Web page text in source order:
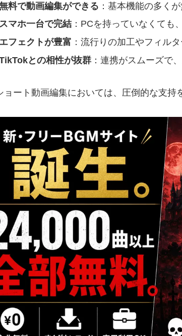
料で動画編集ができる ：基本機能の多く
マホ一台で完結：PCを持っていなくても
フェクトが豊富 ：流行りの加工やフィル
との相性が抜群：連携がスムーズで
ョート動画編集においては、圧倒的な支持